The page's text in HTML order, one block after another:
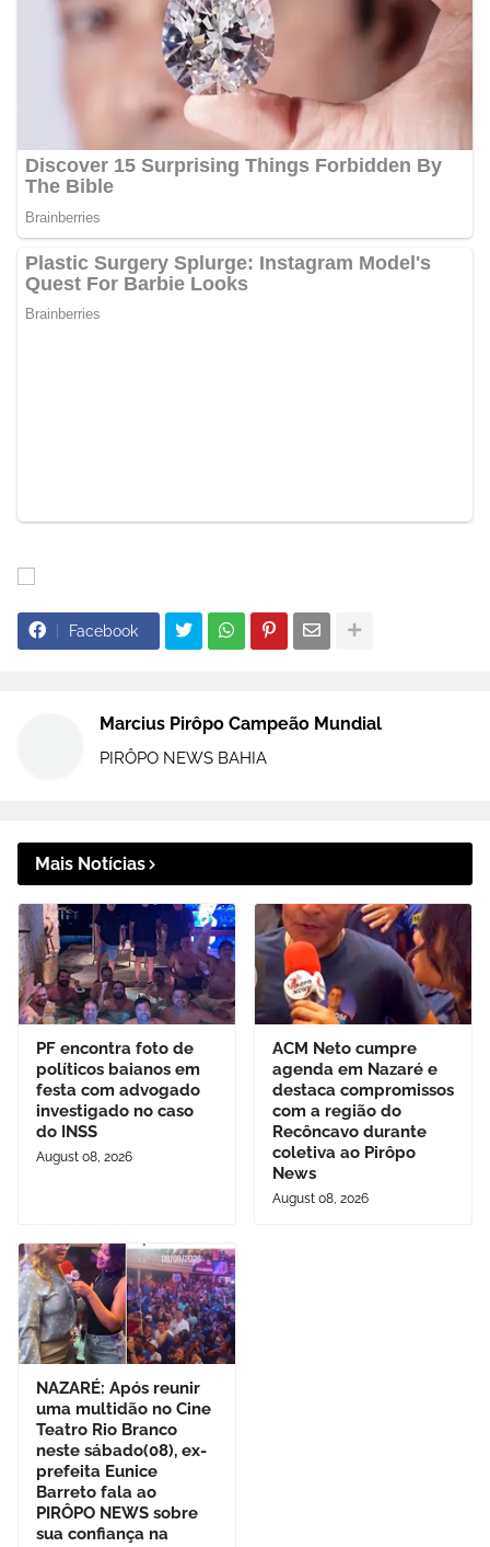
Facebook
Marcius Pirôpo Campeão Mundial
PIRÔPO NEWS BAHIA
Mais Notícias
PF encontra foto de
políticos baianos em
festa com advogado
investigado no caso
do INSS
August 08, 2026
ACM Neto cumpre
agenda em Nazaré e
destaca compromissos
com a região do
Recôncavo durante
coletiva ao Pirôpo
News
August 08, 2026
NAZARÉ: Após reunir
uma multidão no Cine
Teatro Rio Branco
neste sábado(08), ex-
prefeita Eunice
Barreto fala ao
PIRÔPO NEWS sobre
sua confiança na